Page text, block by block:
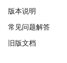
版本说明
常见问题解答
旧版文档